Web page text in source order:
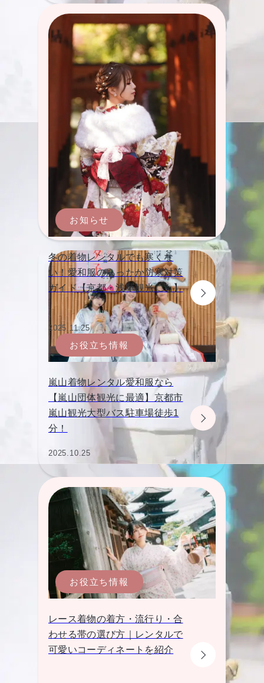
お知らせ
冬の着物レンタルでも寒くな
い！愛和服のあったか防寒対策
ガイド【京都・浅草観光にも】
2025.11.25
お役立ち情報
嵐山着物レンタル愛和服なら
【嵐山団体観光に最適】京都市
嵐山観光大型バス駐車場徒歩1
分！
2025.10.25
お役立ち情報
レース着物の着方・流行り・合
わせる帯の選び方｜レンタルで
可愛いコーディネートを紹介